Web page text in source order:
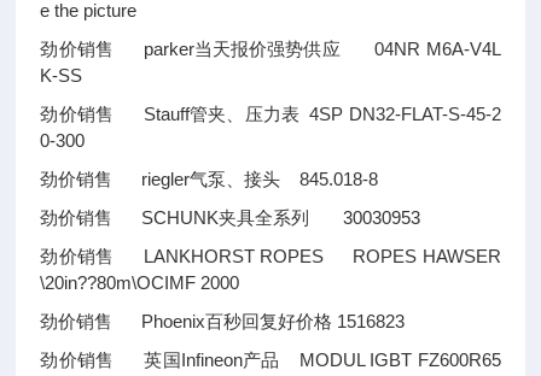
e the picture
劲价销售 parker当天报价强势供应 04NR M6A-V4L
K-SS
劲价销售 Stauff管夹、压力表 4SP DN32-FLAT-S-45-2
0-300
劲价销售 riegler气泵、接头 845.018-8
劲价销售 SCHUNK夹具全系列 30030953
劲价销售 LANKHORST ROPES ROPES HAWSER
\20in??80m\OCIMF 2000
劲价销售 Phoenix百秒回复好价格 1516823
劲价销售 英国Infineon产品 MODUL IGBT FZ600R65